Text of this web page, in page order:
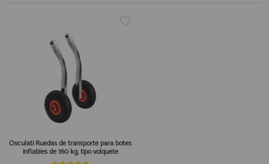
Osculati Ruedas de transporte para botes
inflables de 160 kg, tipo volquete